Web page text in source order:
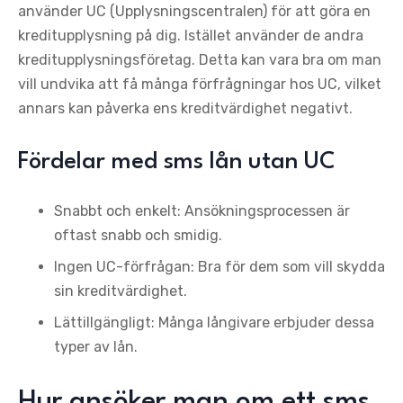
använder UC (Upplysningscentralen) för att göra en
kreditupplysning på dig. Istället använder de andra
kreditupplysningsföretag. Detta kan vara bra om man
vill undvika att få många förfrågningar hos UC, vilket
annars kan påverka ens kreditvärdighet negativt.
Fördelar med sms lån utan UC
Snabbt och enkelt: Ansökningsprocessen är
oftast snabb och smidig.
Ingen UC-förfrågan: Bra för dem som vill skydda
sin kreditvärdighet.
Lättillgängligt: Många långivare erbjuder dessa
typer av lån.